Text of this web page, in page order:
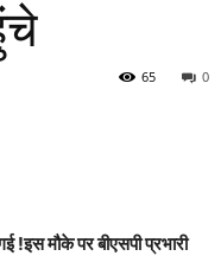
0
65
!इस मौके पर बीएसपी प्रभारी